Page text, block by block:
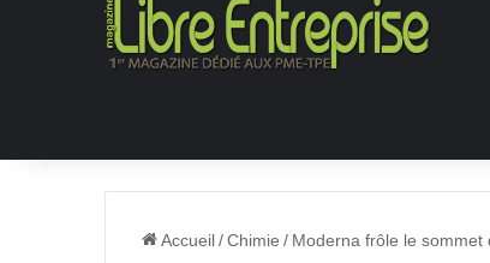
Accueil/Chimie / Moderna frôle le sommet